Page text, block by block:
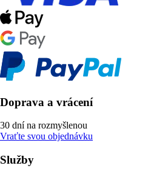
Doprava a vrácení
30 dní na rozmyšlenou
Vraťte svou objednávku
Služby